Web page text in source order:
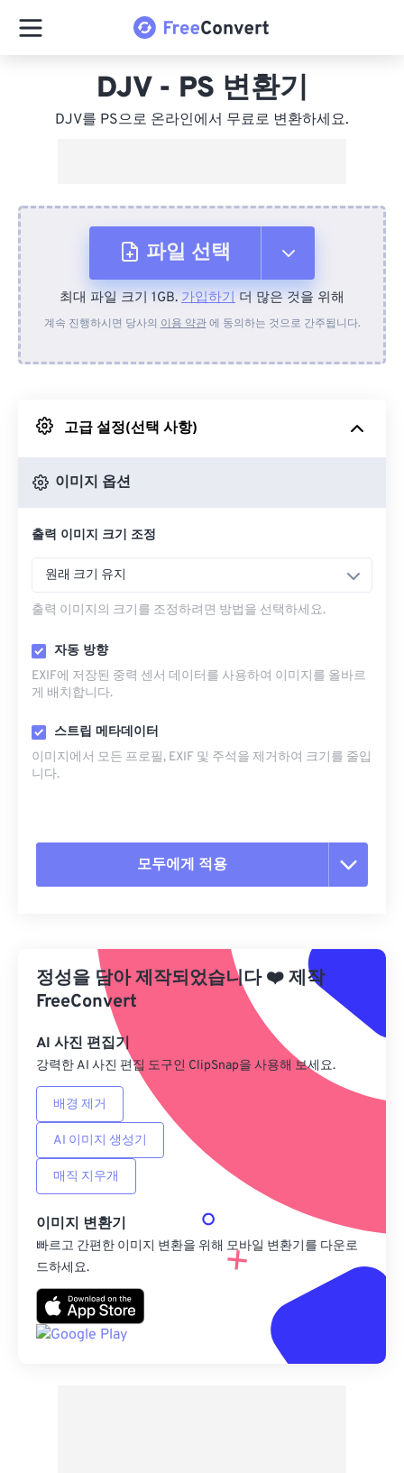
DJV - PS 변환기
DJV를 PS으로 온라인에서 무료로 변환하세요.
파일 선택
장치에서
Google 드라이브에서
최대 파일 크기 1GB. 가입하기 더 많은 것을 위해
계속 진행하시면 당사의 이용 약관에 동의하는 것으로 간주됩니다.
고급 설정(선택 사항)
이미지 옵션
출력 이미지 크기 조정
원래 크기 유지
출력 이미지의 크기를 조정하려면 방법을 선택하세요.
자동 방향
EXIF에 저장된 중력 센서 데이터를 사용하여 이미지를 올바르
게 배치합니다.
스트립 메타데이터
이미지에서 모든 프로필, EXIF ​​및 주석을 제거하여 크기를 줄입
니다.
모두에게 적용
사전 설정에서 적용
사전 설정으로 저장
정성을 담아 제작되었습니다❤️제작
FreeConvert
AI 사진 편집기
강력한 AI 사진 편집 도구인 ClipSnap을 사용해 보세요.
배경 제거
AI 이미지 생성기
매직 지우개
이미지 변환기
빠르고 간편한 이미지 변환을 위해 모바일 변환기를 다운로
드하세요.